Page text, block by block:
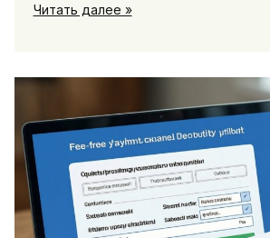
Безопасность
фишинга
и
подмены
реквизитов
Читать далее »